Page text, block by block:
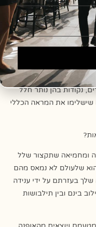
ייענו בתכשיטים קטנים
יכול להשתלב דווקא עם
ביחד תוך שילוב פריטים
השמלה. תכשיטים גדולים
נקודות בהן נותר חלל
שישלימו את המראה הכללי
ומחמיאה שתקצור שלל
שלעולם לא נמאס מהם
בעזרתם על ידי ענידה
בינם ובין תילבושות